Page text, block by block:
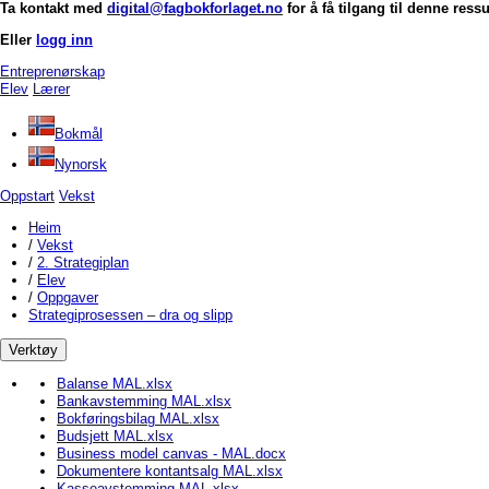
Ta kontakt med digital@fagbokforlaget.no for å få tilgang til denne
Eller logg inn
Entreprenørskap
Elev Lærer
Bokmål
Nynorsk
Oppstart Vekst
Heim
/ Vekst
/ 2. Strategiplan
/ Elev
/ Oppgaver
Strategiprosessen – dra og slipp
Verktøy
Balanse MAL.xlsx
Bankavstemming MAL.xlsx
Bokføringsbilag MAL.xlsx
Budsjett MAL.xlsx
Business model canvas - MAL.docx
Dokumentere kontantsalg MAL.xlsx